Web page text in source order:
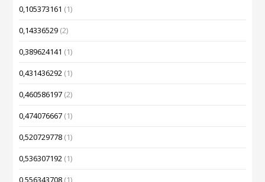
0,105373161 (1)
0,14336529 (2)
0,389624141 (1)
0,431436292 (1)
0,460586197 (2)
0,474076667 (1)
0,520729778 (1)
0,536307192 (1)
0,556343708 (1)